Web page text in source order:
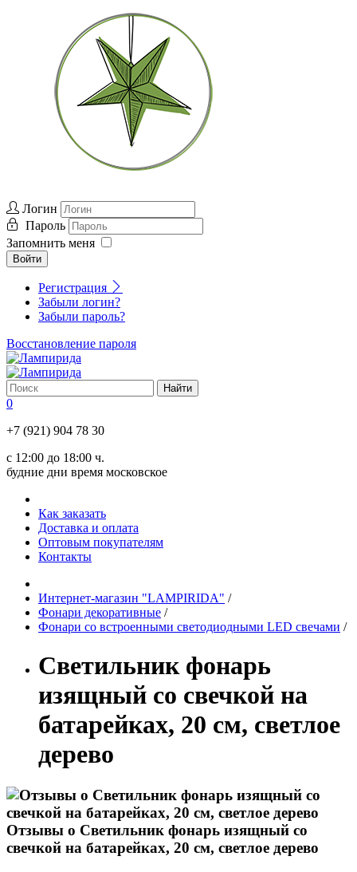
Логин
Пароль
Запомнить меня
Войти
Регистрация
Забыли логин?
Забыли пароль?
Восстановление пароля
0
+7 (921) 904 78 30
с 12:00 до 18:00 ч.
будние дни время московское
Как заказать
Доставка и оплата
Оптовым покупателям
Контакты
Интернет-магазин "LAMPIRIDA" /
Фонари декоративные /
Фонари со встроенными светодиодными LED свечами /
Светильник фонарь
изящный со свечкой на
батарейках, 20 см, светлое
дерево
Отзывы о Светильник фонарь изящный со
свечкой на батарейках, 20 см, светлое дерево